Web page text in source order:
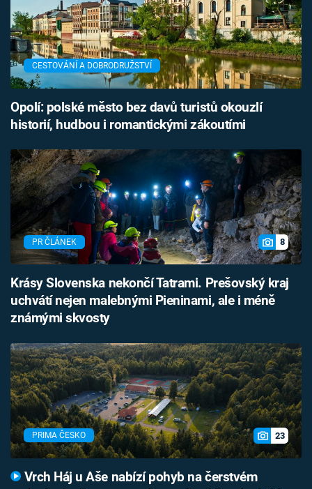
CESTOVÁNÍ A DOBRODRUŽSTVÍ
Opolí: polské město bez davů turistů okouzlí
historií, hudbou i romantickými zákoutími
PR ČLÁNEK 8
Krásy Slovenska nekončí Tatrami. Prešovský kraj
uchvátí nejen malebnými Pieninami, ale i méně
známými skvosty
PRIMA ČESKO 23
Vrch Háj u Aše nabízí pohyb na čerstvém